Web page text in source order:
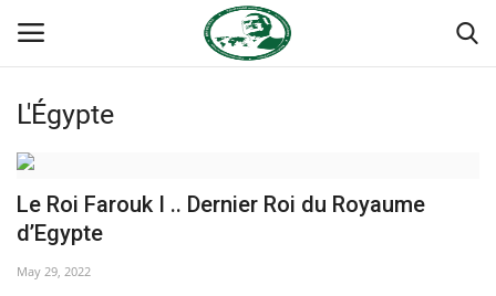
Login
Accueil
Forum international Nasser
L'Égypte
Le Roi Farouk I .. Dernier Roi du Royaume
d’Egypte
May 29, 2022